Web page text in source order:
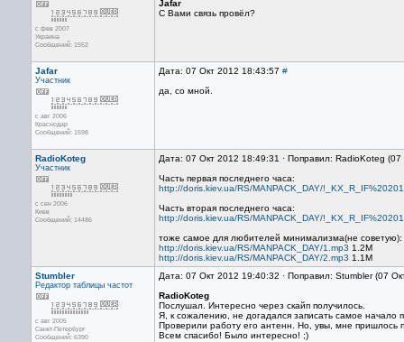
с фев 2007
Украина
Сообщений: 1552
Jafar
С Вами связь провёл?
Jafar
Участник
с авг 2006
Краснодар
Сообщений: 1598
Дата: 07 Окт 2012 18:43:57 #
да, со мной.
RadioKoteg
Участник
с сен 2006
Киев
Сообщений: 14486
Дата: 07 Окт 2012 18:49:31 · Поправил: RadioKoteg
Часть первая последнего часа:
http://doris.kiev.ua/RS/MANPACK_DAY/
Часть вторая последнего часа:
http://doris.kiev.ua/RS/MANPACK_DAY/
тоже самое для любителей минимализма(не советую):
http://doris.kiev.ua/RS/MANPACK_DAY/1.mp3 1.2M
http://doris.kiev.ua/RS/MANPACK_DAY/2.mp3 1.1M
Stumbler
Редактор таблицы частот
с авг 2005
Санкт-Петербург
Сообщений: 6390
Дата: 07 Окт 2012 19:40:32 · Поправил: Stumbler (07
RadioKoteg
Послушал. Интересно через скайп получилось.
Я, к сожалению, не догадался записать самое начало
Проверили работу его антенн. Но, увы, мне пришлось
Всем спасибо! Было интересно! ;)